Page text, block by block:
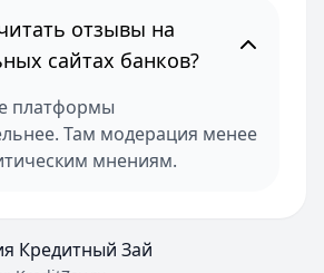
отзывы на
сайтах банков?
платформы
Там модерация менее
мнениям.
Кредитный Зай